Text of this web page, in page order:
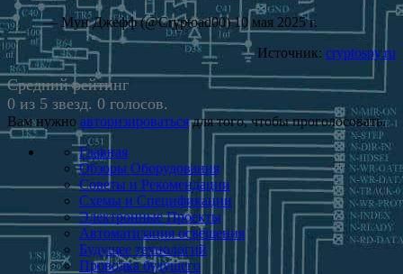
— Мун Джефф (@Cryptoad00) 10 мая 2025 г.
Источник: cryptospy.ru
Средний рейтинг
0 из 5 звезд. 0 голосов.
Вам нужно авторизироватьсядля того, чтобы проголосовать.
Главная
Обзоры Оборудования
Советы и Рекомендации
Схемы и Спецификации
Электронные Проекты
Автоматизация освещения
Будущее технологий
Проводка будущего